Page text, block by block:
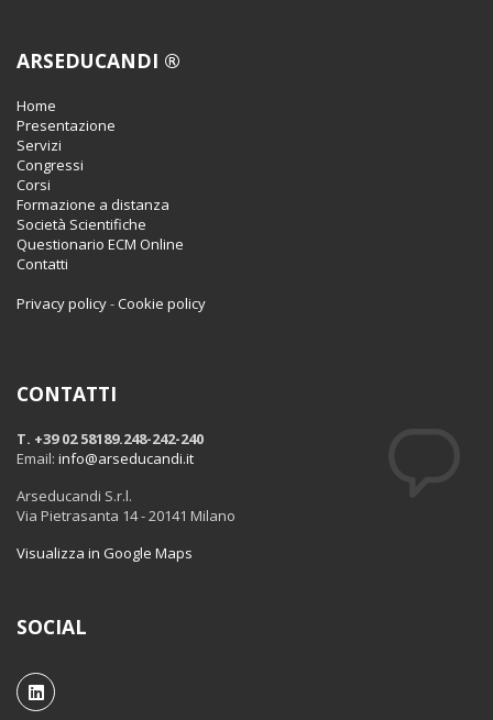
ARSEDUCANDI ®
Home
Presentazione
Servizi
Congressi
Corsi
Formazione a distanza
Società Scientifiche
Questionario ECM Online
Contatti
Privacy policy-Cookie policy
CONTATTI
T. +39 02 58189.248-242-240
Email: info@arseducandi.it
Arseducandi S.r.l.
Via Pietrasanta 14 - 20141 Milano
Visualizza in Google Maps
SOCIAL